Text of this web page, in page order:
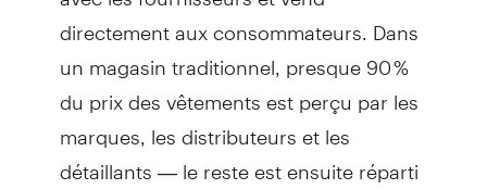
directement aux consommateurs. Dans
un magasin traditionnel, presque 90 %
du prix des vêtements est perçu par les
marques, les distributeurs et les
détaillants — le reste est ensuite réparti